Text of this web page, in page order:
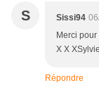
S Sissi94
Merci
X X XSylvie
Répondre